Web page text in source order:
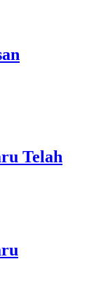
Telah